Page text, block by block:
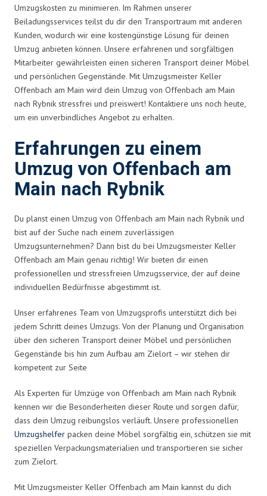
Umzugskosten zu minimieren. Im Rahmen unserer
Beiladungsservices teilst du dir den Transportraum mit anderen
Kunden, wodurch wir eine kostengünstige Lösung für deinen
Umzug anbieten können. Unsere erfahrenen und sorgfältigen
Mitarbeiter gewährleisten einen sicheren Transport deiner Möbel
und persönlichen Gegenstände. Mit Umzugsmeister Keller
Offenbach am Main wird dein Umzug von Offenbach am Main
nach Rybnik stressfrei und preiswert! Kontaktiere uns noch heute,
um ein unverbindliches Angebot zu erhalten.
Erfahrungen zu einem
Umzug von Offenbach am
Main nach Rybnik
Du planst einen Umzug von Offenbach am Main nach Rybnik und
bist auf der Suche nach einem zuverlässigen
Umzugsunternehmen? Dann bist du bei Umzugsmeister Keller
Offenbach am Main genau richtig! Wir bieten dir einen
professionellen und stressfreien Umzugsservice, der auf deine
individuellen Bedürfnisse abgestimmt ist.
Unser erfahrenes Team von Umzugsprofis unterstützt dich bei
jedem Schritt deines Umzugs. Von der Planung und Organisation
über den sicheren Transport deiner Möbel und persönlichen
Gegenstände bis hin zum Aufbau am Zielort – wir stehen dir
kompetent zur Seite
Als Experten für Umzüge von Offenbach am Main nach Rybnik
kennen wir die Besonderheiten dieser Route und sorgen dafür,
dass dein Umzug reibungslos verläuft. Unsere professionellen
Umzugshelfer packen deine Möbel sorgfältig ein, schützen sie mit
speziellen Verpackungsmaterialien und transportieren sie sicher
zum Zielort.
Mit Umzugsmeister Keller Offenbach am Main kannst du dich